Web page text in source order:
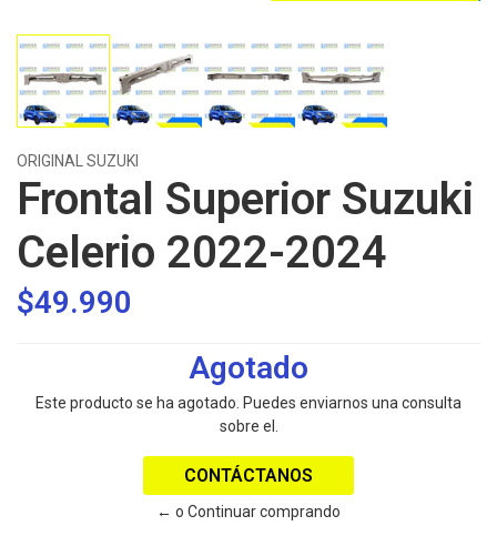
ORIGINAL SUZUKI
Frontal Superior Suzuki
Celerio 2022-2024
$49.990
Agotado
Este producto se ha agotado. Puedes enviarnos una consulta
sobre el.
CONTÁCTANOS
← o Continuar comprando